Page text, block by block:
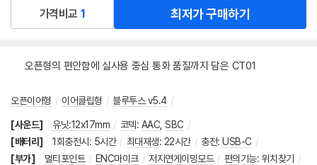
가격비교 1 최저가 구매하기
오픈형의 편안함에 실사용 중심 통화 품질까지 담은 CT01
오픈이어형 / 이어클립형 / 블루투스 v5.4 /
[사운드] 유닛:12x17mm / 코덱: AAC SBC /
[배터리]
1회충전시 : 5시간 / 최대재생: 22시간 / 충전: USB-C /
[부가]
멀티포인트 / ENC마이크 / 저지연게이밍모드 / 편의기능: 위치찾기
/